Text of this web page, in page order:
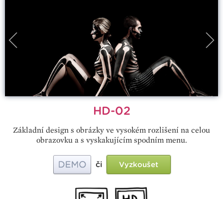
HD-02
Základní design s obrázky ve vysokém rozlišení na celou
obrazovku a s vyskakujícím spodním menu.
Vyzkoušet
či